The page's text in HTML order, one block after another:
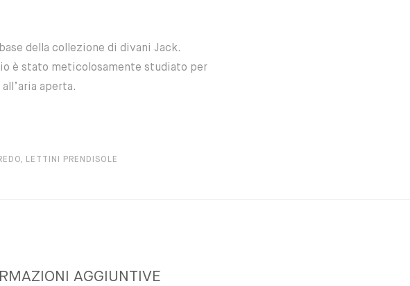
della collezione di divani Jack.
è stato meticolosamente studiato per
aperta.
, LETTINI PRENDISOLE
AGGIUNTIVE